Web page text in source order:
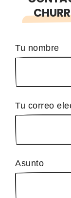
Tu nombre
Tu correo
Asunto